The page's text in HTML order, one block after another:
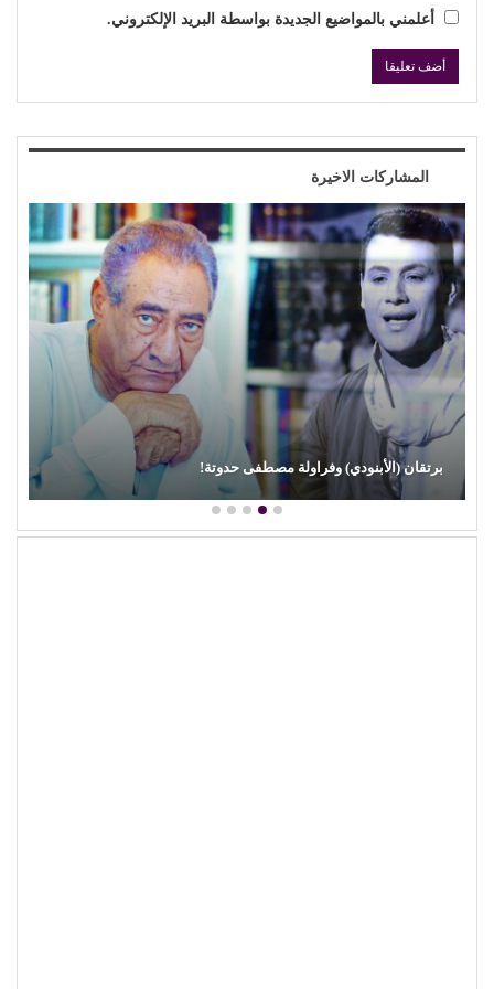
أعلمني بالمواضيع الجديدة بواسطة البريد الإلكتروني.
المشاركات الاخيرة
محمود عطية يكتب: سوق (الترند) واللحم الرخيص!